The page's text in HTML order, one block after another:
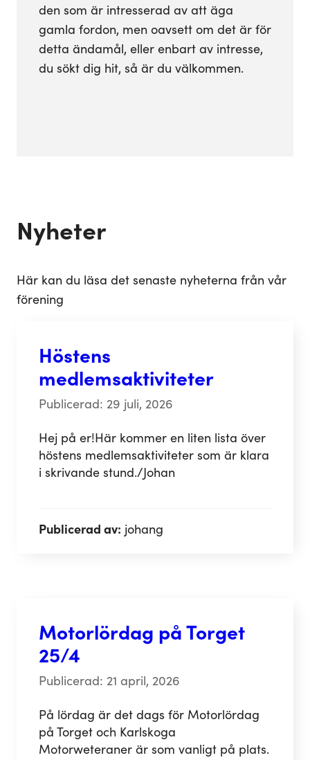
den som är intresserad av att äga
gamla fordon, men oavsett om det är för
detta ändamål, eller enbart av intresse,
du sökt dig hit, så är du välkommen.
Nyheter
Här kan du läsa det senaste nyheterna från vår
förening
Höstens
medlemsaktiviteter
Publicerad: 29 juli, 2026
Hej på er!Här kommer en liten lista över
höstens medlemsaktiviteter som är klara
i skrivande stund./Johan
Publicerad av: johang
Motorlördag på Torget
25/4
Publicerad: 21 april, 2026
På lördag är det dags för Motorlördag
på Torget och Karlskoga
Motorweteraner är som vanligt på plats.